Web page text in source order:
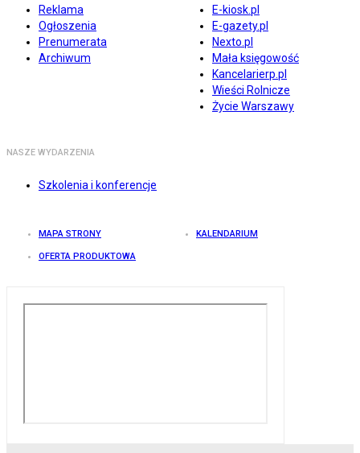
Reklama
Ogłoszenia
Prenumerata
Archiwum
E-kiosk.pl
E-gazety.pl
Nexto.pl
Mała księgowość
Kancelarierp.pl
Wieści Rolnicze
Życie Warszawy
NASZE WYDARZENIA
Szkolenia i konferencje
MAPA STRONY KALENDARIUM
OFERTA PRODUKTOWA